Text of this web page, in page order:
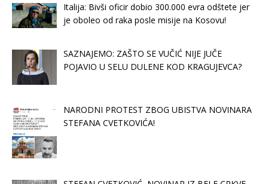
Italija: Bivši oficir dobio 300.000 evra odštete jer
je oboleo od raka posle misije na Kosovu!
SAZNAJEMO: ZAŠTO SE VUČIĆ NIJE JUČE
POJAVIO U SELU DULENE KOD KRAGUJEVCA?
NARODNI PROTEST ZBOG UBISTVA NOVINARA
STEFANA CVETKOVIĆA!